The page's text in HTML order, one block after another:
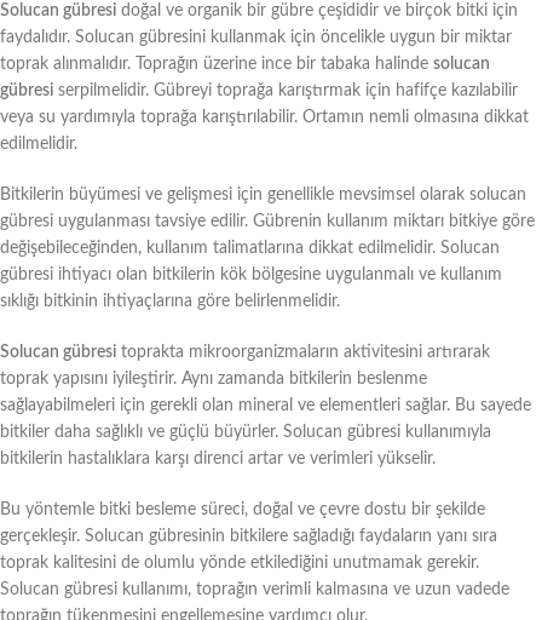
Solucan gübresi doğal ve organik bir gübre çeşididir ve birçok bitki için
faydalıdır. Solucan gübresini kullanmak için öncelikle uygun bir miktar
toprak alınmalıdır. Toprağın üzerine ince bir tabaka halinde solucan
gübresi serpilmelidir. Gübreyi toprağa karıştırmak için hafifçe kazılabilir
veya su yardımıyla toprağa karıştırılabilir. Ortamın nemli olmasına dikkat
edilmelidir.
Bitkilerin büyümesi ve gelişmesi için genellikle mevsimsel olarak solucan
gübresi uygulanması tavsiye edilir. Gübrenin kullanım miktarı bitkiye göre
değişebileceğinden, kullanım talimatlarına dikkat edilmelidir. Solucan
gübresi ihtiyacı olan bitkilerin kök bölgesine uygulanmalı ve kullanım
sıklığı bitkinin ihtiyaçlarına göre belirlenmelidir.
Solucan gübresi toprakta mikroorganizmaların aktivitesini artırarak
toprak yapısını iyileştirir. Aynı zamanda bitkilerin beslenme
sağlayabilmeleri için gerekli olan mineral ve elementleri sağlar. Bu sayede
bitkiler daha sağlıklı ve güçlü büyürler. Solucan gübresi kullanımıyla
bitkilerin hastalıklara karşı direnci artar ve verimleri yükselir.
Bu yöntemle bitki besleme süreci, doğal ve çevre dostu bir şekilde
gerçekleşir. Solucan gübresinin bitkilere sağladığı faydaların yanı sıra
toprak kalitesini de olumlu yönde etkilediğini unutmamak gerekir.
Solucan gübresi kullanımı, toprağın verimli kalmasına ve uzun vadede
toprağın tükenmesini engellemesine yardımcı olur.